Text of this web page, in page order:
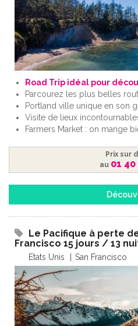
Road Trip idéal pour
Parcourez les plus belles
Portland ville unique en son
Visite de lieux
Farmers Market : on mange
Prix sur
au 01 40
Le Pacifique à perte
Francisco 15 jours / 13
Etats Unis San Francisco